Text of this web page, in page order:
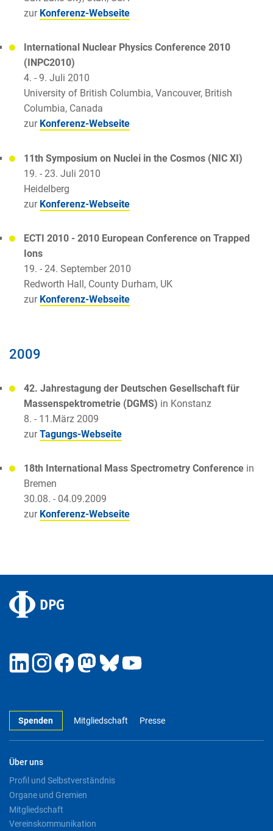
zur Konferenz-Webseite
International Nuclear Physics Conference 2010
(INPC2010)
4. - 9. Juli 2010
University of British Columbia, Vancouver, British
Columbia, Canada
zur Konferenz-Webseite
11th Symposium on Nuclei in the Cosmos (NIC XI)
19. - 23. Juli 2010
Heidelberg
zur Konferenz-Webseite
ECTI 2010 - 2010 European Conference on Trapped
Ions
19. - 24. September 2010
Redworth Hall, County Durham, UK
zur Konferenz-Webseite
2009
42. Jahrestagung der Deutschen Gesellschaft für
Massenspektrometrie (DGMS) in Konstanz
8. - 11.März 2009
zurTagungs-Webseite
18th International Mass Spectrometry Conference in
Bremen
30.08. - 04.09.2009
zur Konferenz-Webseite
Spenden Mitgliedschaft Presse
Über uns
Profil und Selbstverständnis
Organe und Gremien
Mitgliedschaft
Vereinskommunikation